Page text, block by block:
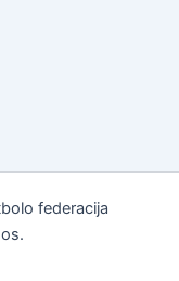
federacija